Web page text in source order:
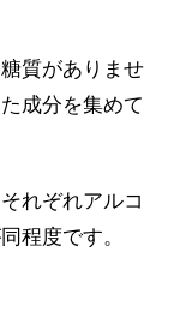
質がありませ
成分を集めて
れぞれアルコ
程度です。